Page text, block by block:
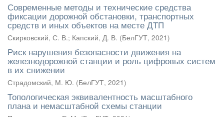
Современные методы и технические средства
фиксации дорожной обстановки, транспортных
средств и иных объектов на месте ДТП
Скирковский, С. В.; Капский, Д. В. (БелГУТ, 2021)
Риск нарушения безопасности движения на
железнодорожной станции и роль цифровых систем
в их снижении
Страдомский, М. Ю. (БелГУТ, 2021)
Топологическая эквивалентность масштабного
плана и немасштабной схемы станции